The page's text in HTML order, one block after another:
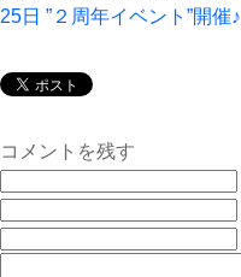
25日 ”２周年イベント”開催♪
コメントを残す